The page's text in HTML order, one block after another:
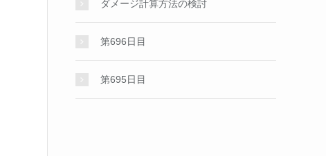
ダメージ計算方法の検討
第696日目
第695日目